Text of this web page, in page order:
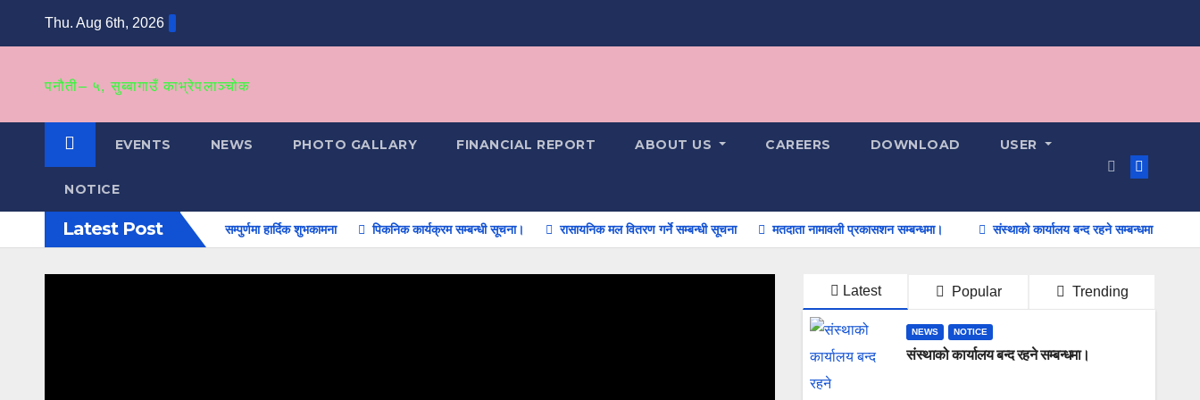
Thu. Aug 6th, 2026
पनौती– ५, सुब्बागाउँ काभ्रेपलाञ्‍चोक
EVENTS NEWS PHOTO GALLARY FINANCIAL REPORT ABOUT US CAREERS DOWNLOAD USER
NOTICE
Latest Post
कार्यालय बन्द रहने सम्बन्धमा। सम्पुर्णमा हार्दिक शुभकामना पिकनिक कार्यक्रम सम्बन्धी सूचना। रासायनिक मल वितरण गर्ने सम्बन्धी सूचना मतदाता नामावली प्रकासशन सम्बन्धमा। संस्थाको कार्यालय बन्द रहने सम्बन्धमा।
Latest Popular Trending
NEWS NOTICE
संस्थाको कार्यालय बन्द रहने सम्बन्धमा।